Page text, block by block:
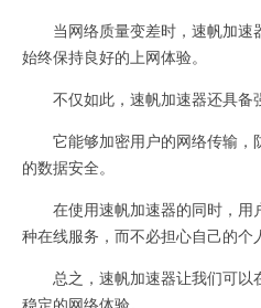
当网络质量变差时，速帆加速
始终保持良好的上网体验。
不仅如此，速帆加速器还具备
它能够加密用户的网络传输，
的数据安全。
在使用速帆加速器的同时，用
种在线服务，而不必担心自己的个
总之，速帆加速器让我们可以
稳定的网络体验。